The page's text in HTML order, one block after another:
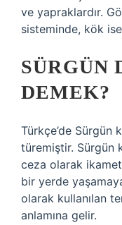
ve yapraklardır.
sisteminde, kök
SÜRGÜN
DEMEK?
Türkçe’de Sürgün
türemiştir. Sürgün
ceza olarak
bir yerde
olarak kullanılan
anlamına gelir.